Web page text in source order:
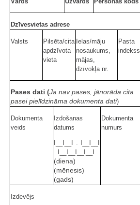
Dzīvesvietas adrese
Valsts
Pilsēta/cita
apdzīvota
vieta
Ielas/māju
nosaukums,
mājas,
dzīvokļa nr.
Pasta
indekss
Pases dati (Ja nav pases, jānorāda cita
pasei pielīdzināma dokumenta dati)
Dokumenta
veids
Izdošanas
datums
I__I__I . I__I__I
. I__I__I__I__I
(diena)
(mēnesis)
(gads)
Dokumenta
numurs
Izdevējs